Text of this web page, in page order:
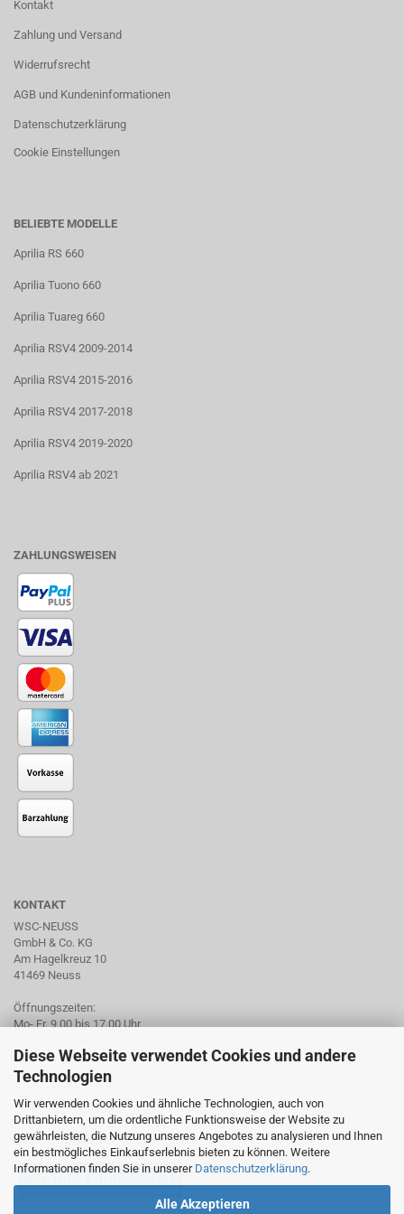
Diese Webseite verwendet Cookies und andere
Technologien
Wir verwenden Cookies und ähnliche Technologien, auch von
Drittanbietern, um die ordentliche Funktionsweise der Website zu
gewährleisten, die Nutzung unseres Angebotes zu analysieren und Ihnen
ein bestmögliches Einkaufserlebnis bieten zu können. Weitere
Informationen finden Sie in unserer Datenschutzerklärung.
Alle Akzeptieren
Kontakt
Zahlung und Versand
Widerrufsrecht
AGB und Kundeninformationen
Datenschutzerklärung
Cookie Einstellungen
BELIEBTE MODELLE
Aprilia RS 660
Aprilia Tuono 660
Aprilia Tuareg 660
Aprilia RSV4 2009-2014
Aprilia RSV4 2015-2016
Aprilia RSV4 2017-2018
Aprilia RSV4 2019-2020
Aprilia RSV4 ab 2021
ZAHLUNGSWEISEN
KONTAKT
WSC-NEUSS
GmbH & Co. KG
Am Hagelkreuz 10
41469 Neuss
Öffnungszeiten:
Mo- Fr. 9.00 bis 17.00 Uhr
Tel. +49 2137 959974
mail: info@wsc-neuss.de
www.wsc-neuss.de
Für unseren Newsletter anmelden